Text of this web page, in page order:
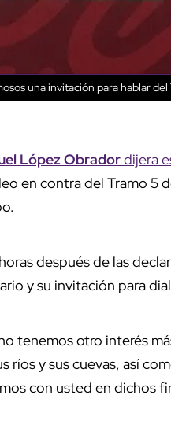
una invitación para hablar del
López Obradordijera
en contra del Tramo 5
después de las
y su invitación para
tenemos otro interés
ríos y sus cuevas, así
con usted en dichos